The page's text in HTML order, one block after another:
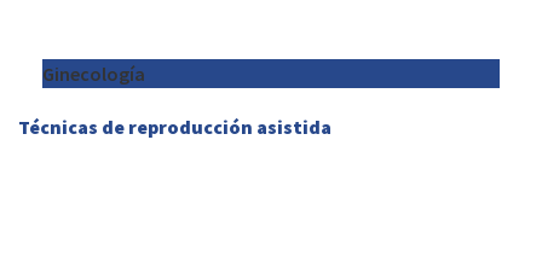
Ginecología
Técnicas de reproducción asistida